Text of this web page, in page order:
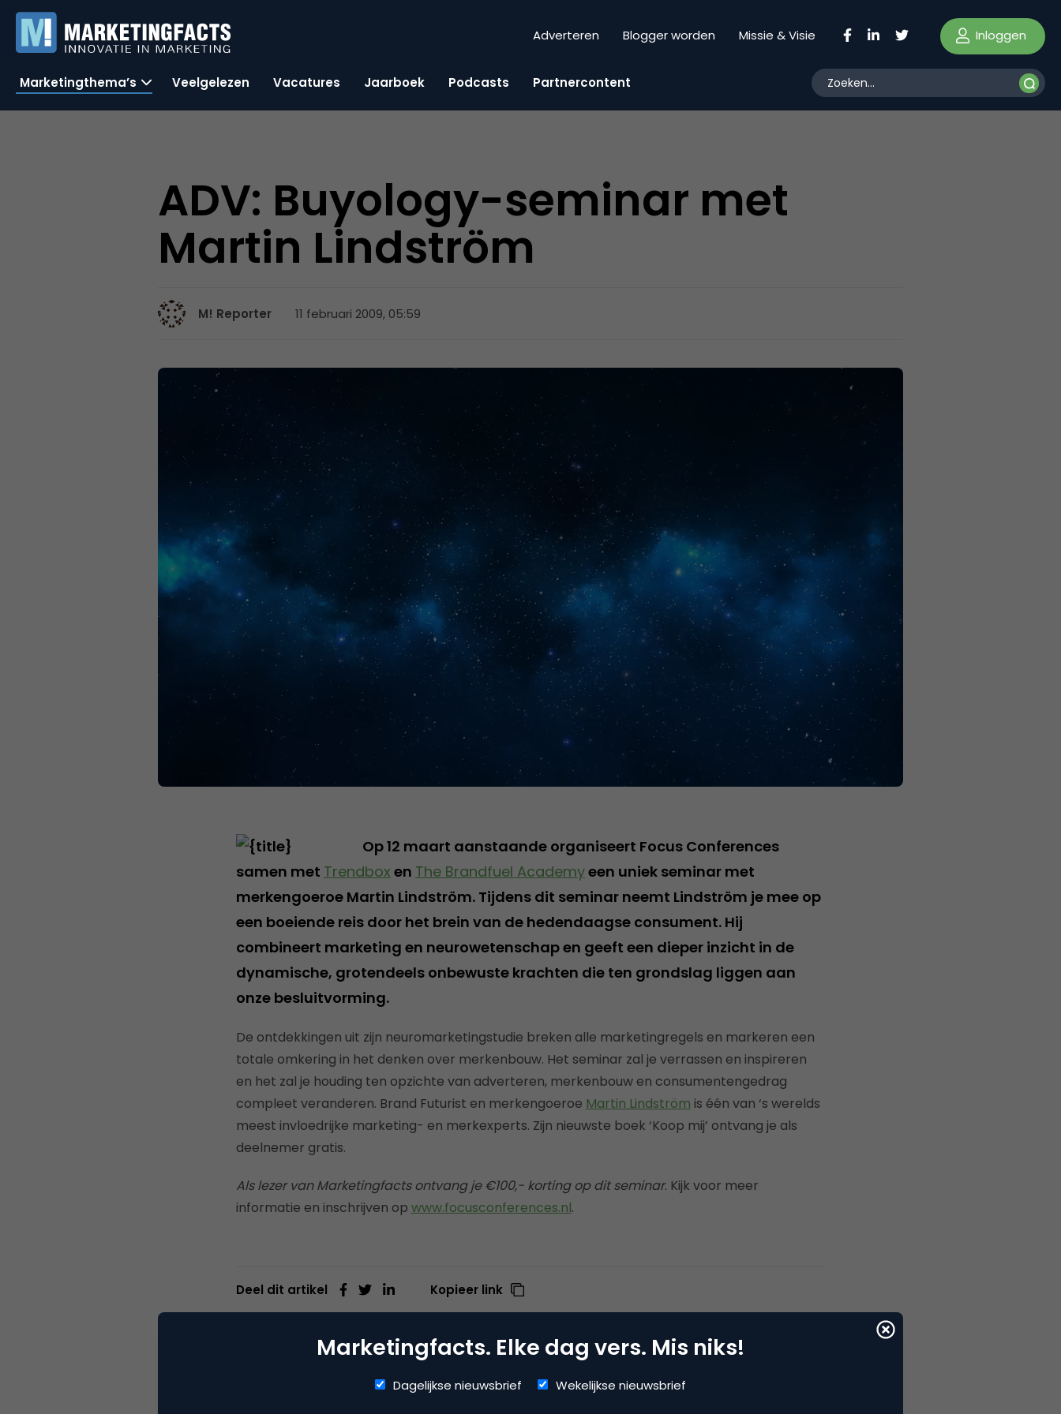
Adverteren Blogger worden Missie & Visie Inloggen
Marketingthema’s Veelgelezen Vacatures Jaarboek Podcasts Partnercontent
ADV: Buyology-seminar met
Martin Lindström
M! Reporter 11 februari 2009, 05:59
Op 12 maart aanstaande organiseert Focus Conferences
samen met Trendbox en The Brandfuel Academyeen uniek seminar met
merkengoeroe Martin Lindström. Tijdens dit seminar neemt Lindström je mee op
een boeiende reis door het brein van de hedendaagse consument. Hij
combineert marketing en neurowetenschap en geeft een dieper inzicht in de
dynamische, grotendeels onbewuste krachten die ten grondslag liggen aan
onze besluitvorming.
De ontdekkingen uit zijn neuromarketingstudie breken alle marketingregels en markeren een
totale omkering in het denken over merkenbouw. Het seminar zal je verrassen en inspireren
en het zal je houding ten opzichte van adverteren, merkenbouw en consumentengedrag
compleet veranderen. Brand Futurist en merkengoeroe Martin Lindström is één van ‘s werelds
meest invloedrijke marketing- en merkexperts. Zijn nieuwste boek ‘Koop mij’ ontvang je als
deelnemer gratis.
Als lezer van Marketingfacts ontvang je €100,- korting op dit seminar. Kijk voor meer
informatie en inschrijven op www.focusconferences.nl.
Deel dit artikel Kopieer link
M! Reporter
Marketingfacts. Elke dag vers. Mis niks!
Dagelijkse nieuwsbrief Wekelijkse nieuwsbrief